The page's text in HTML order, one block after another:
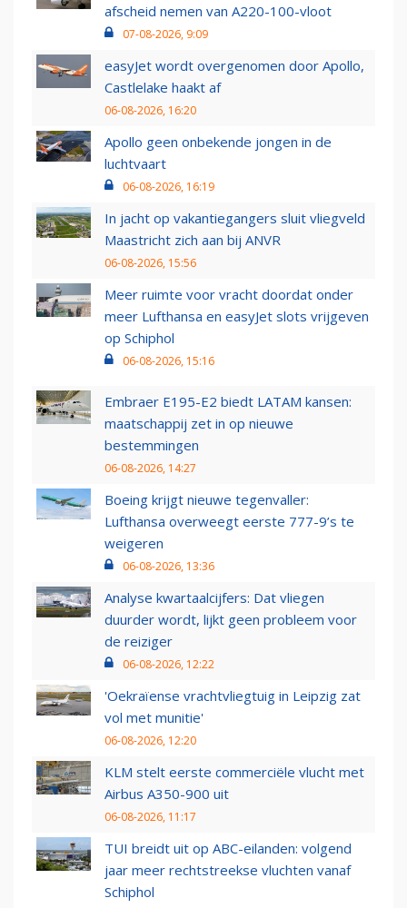
afscheid nemen van A220-100-vloot
07-08-2026, 9:09
easyJet wordt overgenomen door Apollo,
Castlelake haakt af
06-08-2026, 16:20
Apollo geen onbekende jongen in de
luchtvaart
06-08-2026, 16:19
In jacht op vakantiegangers sluit vliegveld
Maastricht zich aan bij ANVR
06-08-2026, 15:56
Meer ruimte voor vracht doordat onder
meer Lufthansa en easyJet slots vrijgeven
op Schiphol
06-08-2026, 15:16
Embraer E195-E2 biedt LATAM kansen:
maatschappij zet in op nieuwe
bestemmingen
06-08-2026, 14:27
Boeing krijgt nieuwe tegenvaller:
Lufthansa overweegt eerste 777-9’s te
weigeren
06-08-2026, 13:36
Analyse kwartaalcijfers: Dat vliegen
duurder wordt, lijkt geen probleem voor
de reiziger
06-08-2026, 12:22
'Oekraïense vrachtvliegtuig in Leipzig zat
vol met munitie'
06-08-2026, 12:20
KLM stelt eerste commerciële vlucht met
Airbus A350-900 uit
06-08-2026, 11:17
TUI breidt uit op ABC-eilanden: volgend
jaar meer rechtstreekse vluchten vanaf
Schiphol